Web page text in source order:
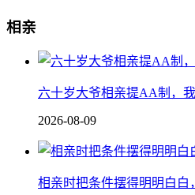
相亲
六十岁大爷相亲提AA制，
2026-08-09
相亲时把条件摆得明明白白